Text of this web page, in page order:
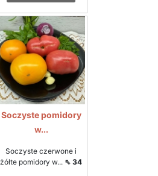
Soczyste pomidory
w...
Soczyste czerwone i
żółte pomidory w... ⇖ 34